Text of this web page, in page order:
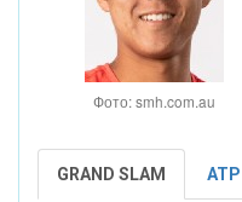
Фото: smh.com.au
GRAND SLAM ATP